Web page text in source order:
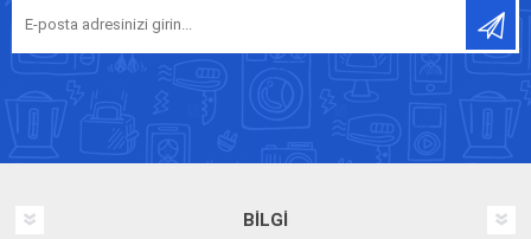
BILGI